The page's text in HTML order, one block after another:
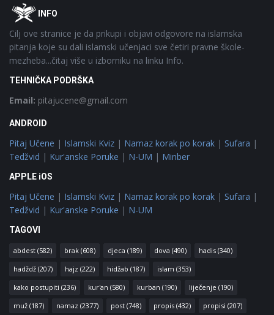
FooterOINFO
Cilj ove stranice je da prikupi i objavi odgovore na islamska
pitanja koje su dali islamski učenjaci sve četiri pravne škole-
mezheba...čitaj više u izborniku na linku Info.
TEHNIČKA PODRŠKA
Email: pitajucene@gmail.com
ANDROID
Pitaj Učene | Islamski Kviz | Namaz korak po korak | Sufara |
Tedžvid | Kur'anske Poruke | N-UM | Minber
APPLE iOS
Pitaj Učene | Islamski Kviz | Namaz korak po korak | Sufara |
Tedžvid | Kur'anske Poruke | N-UM
TAGOVI
abdest (582) brak (608) djeca (189) dova (490) hadis (340)
hadždž (207) hajz (222) hidžab (187) islam (353)
kako postupiti (236) kur'an (580) kurban (190) liječenje (190)
muž (187) namaz (2377) post (748) propis (432) propisi (207)